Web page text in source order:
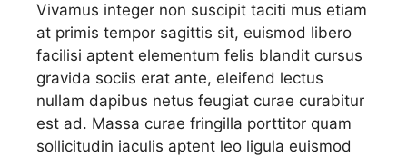
Vivamus integer non suscipit taciti mus etiam
at primis tempor sagittis sit, euismod libero
facilisi aptent elementum felis blandit cursus
gravida sociis erat ante, eleifend lectus
nullam dapibus netus feugiat curae curabitur
est ad. Massa curae fringilla porttitor quam
sollicitudin iaculis aptent leo ligula euismod